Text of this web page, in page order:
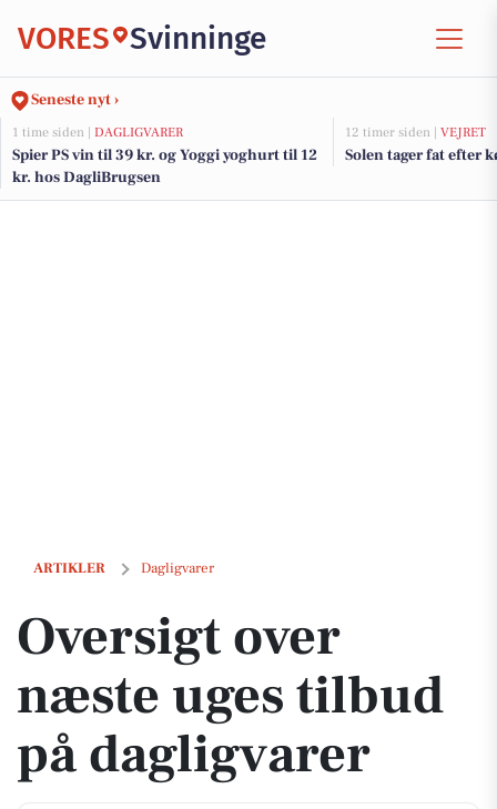
VORES Svinninge
Seneste nyt ›
1 time siden | DAGLIGVARER
Spier PS vin til 39 kr. og Yoggi yoghurt til 12
kr. hos DagliBrugsen
12 timer siden | VEJRET
Solen tager fat efter
ARTIKLER Dagligvarer
Oversigt over næste uges tilbud på dagligvarer
Oversigt over
næste uges tilbud
på dagligvarer